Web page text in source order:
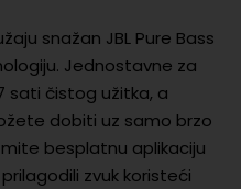
snažan JBL Pure Bass
Jednostavne za
sati čistog užitka, a
dobiti uz samo brzo
besplatnu aplikaciju
zvuk koristeći